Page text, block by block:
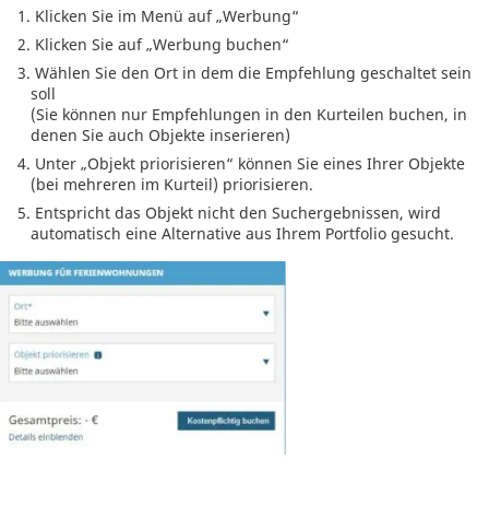
Klicken Sie im Menü auf „Werbung“
Klicken Sie auf „Werbung buchen“
Wählen Sie den Ort in dem die Empfehlung geschaltet sein
soll
(Sie können nur Empfehlungen in den Kurteilen buchen, in
denen Sie auch Objekte inserieren)
Unter „Objekt priorisieren“ können Sie eines Ihrer Objekte
(bei mehreren im Kurteil) priorisieren.
Entspricht das Objekt nicht den Suchergebnissen, wird
automatisch eine Alternative aus Ihrem Portfolio gesucht.